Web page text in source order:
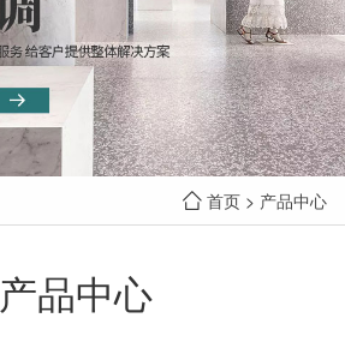
首页 > 产品中心
产品中心